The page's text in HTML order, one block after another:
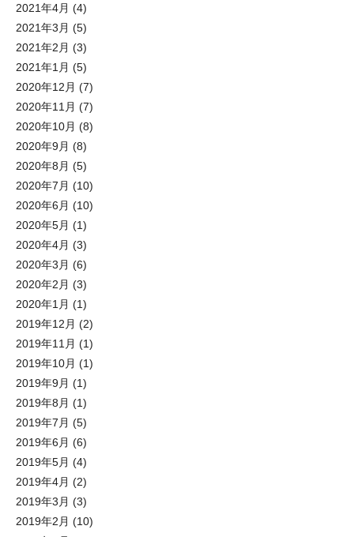
2021年4月 (4)
2021年3月 (5)
2021年2月 (3)
2021年1月 (5)
2020年12月 (7)
2020年11月 (7)
2020年10月 (8)
2020年9月 (8)
2020年8月 (5)
2020年7月 (10)
2020年6月 (10)
2020年5月 (1)
2020年4月 (3)
2020年3月 (6)
2020年2月 (3)
2020年1月 (1)
2019年12月 (2)
2019年11月 (1)
2019年10月 (1)
2019年9月 (1)
2019年8月 (1)
2019年7月 (5)
2019年6月 (6)
2019年5月 (4)
2019年4月 (2)
2019年3月 (3)
2019年2月 (10)